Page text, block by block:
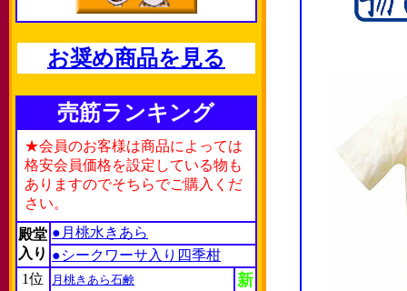
お奨め商品を見る
売筋ランキング
★会員のお客様は商品によっては
格安会員価格を設定している物も
ありますのでそちらでご購入くだ
さい。
殿堂
入り
●月桃水きあら
●シークワーサ入り四季柑
1位
月桃きあら石鹸 新